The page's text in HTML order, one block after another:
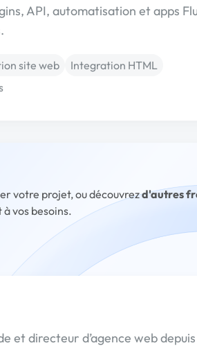
API, automatisation et apps
site web
Integration HTML
votre projet, ou découvrezd'autres
vos besoins.
et directeur d’agence web